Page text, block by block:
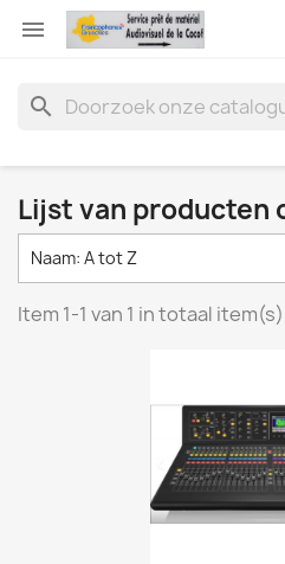

search
Lijst van producten
Naam: A tot Z
Item 1-1 van 1 in totaal item(s)